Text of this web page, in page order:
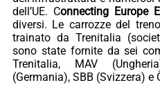
dell’UE. Connecting Europe
diversi. Le carrozze del
trainato da Trenitalia
sono state fornite da sei
Trenitalia, MAV
(Germania), SBB (Svizzera) e